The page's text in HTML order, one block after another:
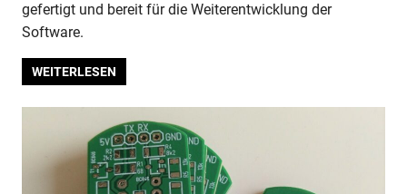
gefertigt und bereit für die Weiterentwicklung der
Software.
WEITERLESEN